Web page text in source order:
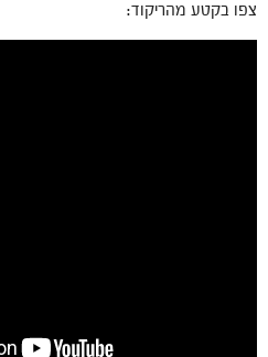
צפו בקטע מהריקוד: